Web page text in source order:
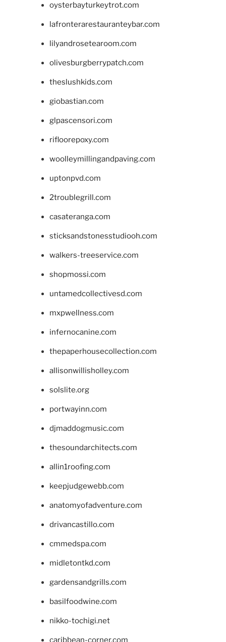
oysterbayturkeytrot.com
lafronterarestauranteybar.com
lilyandrosetearoom.com
olivesburgberrypatch.com
theslushkids.com
giobastian.com
glpascensori.com
rifloorepoxy.com
woolleymillingandpaving.com
uptonpvd.com
2troublegrill.com
casateranga.com
sticksandstonesstudiooh.com
walkers-treeservice.com
shopmossi.com
untamedcollectivesd.com
mxpwellness.com
infernocanine.com
thepaperhousecollection.com
allisonwillisholley.com
solslite.org
portwayinn.com
djmaddogmusic.com
thesoundarchitects.com
allin1roofing.com
keepjudgewebb.com
anatomyofadventure.com
drivancastillo.com
cmmedspa.com
midletontkd.com
gardensandgrills.com
basilfoodwine.com
nikko-tochigi.net
caribbean-corner.com